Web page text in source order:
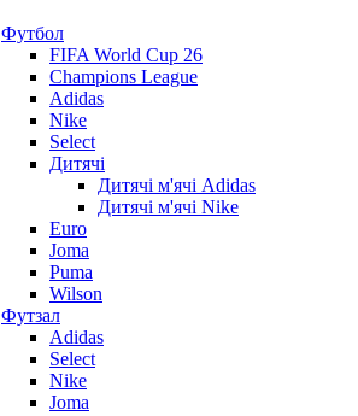
Футбол
FIFA World Cup 26
Champions League
Adidas
Nike
Select
Дитячі
Дитячі м'ячі Adidas
Дитячі м'ячі Nike
Euro
Joma
Puma
Wilson
Футзал
Adidas
Select
Nike
Joma